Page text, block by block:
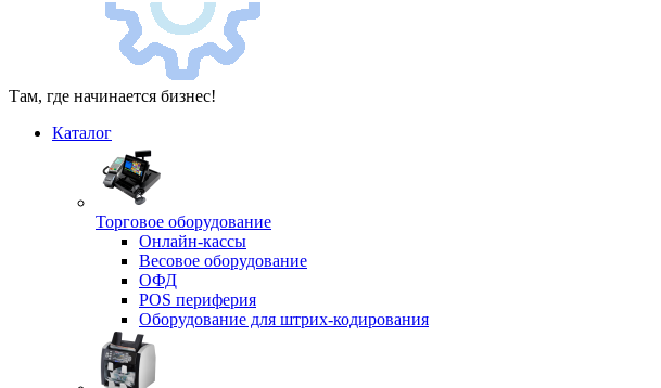
Там, где начинается бизнес!
Каталог
Торговое оборудование
Онлайн-кассы
Весовое оборудование
ОФД
POS периферия
Оборудование для штрих-кодирования